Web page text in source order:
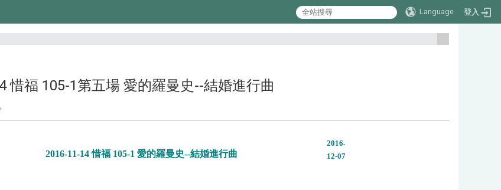
Language 登入
:::
惜福 105-1第五場 愛的羅曼史--結婚進行曲
2016-11-14 惜福 105-1 愛的羅曼史--結婚進行曲
2016-
12-07